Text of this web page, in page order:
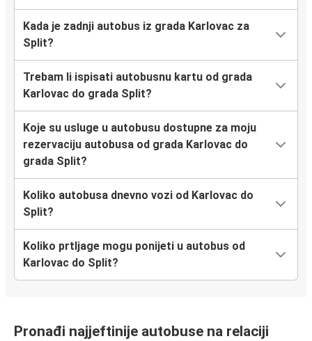
Kada je zadnji autobus iz grada Karlovac za
Split?
Trebam li ispisati autobusnu kartu od grada
Karlovac do grada Split?
Koje su usluge u autobusu dostupne za moju
rezervaciju autobusa od grada Karlovac do
grada Split?
Koliko autobusa dnevno vozi od Karlovac do
Split?
Koliko prtljage mogu ponijeti u autobus od
Karlovac do Split?
Pronađi najjeftinije autobuse na relaciji